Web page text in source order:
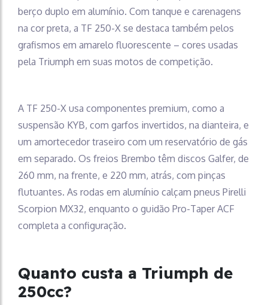
berço duplo em alumínio. Com tanque e carenagens
na cor preta, a TF 250-X se destaca também pelos
grafismos em amarelo fluorescente – cores usadas
pela Triumph em suas motos de competição.
A TF 250-X usa componentes premium, como a
suspensão KYB, com garfos invertidos, na dianteira, e
um amortecedor traseiro com um reservatório de gás
em separado. Os freios Brembo têm discos Galfer, de
260 mm, na frente, e 220 mm, atrás, com pinças
flutuantes. As rodas em alumínio calçam pneus Pirelli
Scorpion MX32, enquanto o guidão Pro-Taper ACF
completa a configuração.
Quanto custa a Triumph de
250cc?